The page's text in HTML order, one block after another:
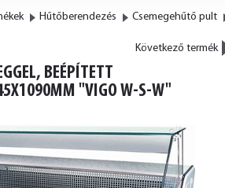
Hűtőberendezés Csemegehűtő pult
Következő termék
BEÉPÍTETT
"VIGO W-S-W"